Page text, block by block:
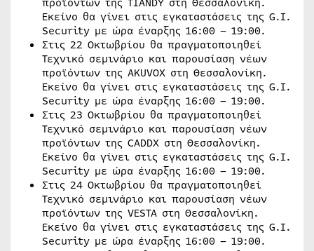
Εκείνo θα γίνει στις εγκαταστάσεις της G.I.
Security με ώρα έναρξης 16:00 – 19:00.
Στις 22 Οκτωβρίου θα πραγματοποιηθεί
Τεχνικό σεμινάριο και παρουσίαση νέων
προϊόντων της AKUVOX στη Θεσσαλονίκη.
Εκείνο θα γίνει στις εγκαταστάσεις της G.I.
Security με ώρα έναρξης 16:00 – 19:00.
Στις 23 Οκτωβρίου θα πραγματοποιηθεί
Τεχνικό σεμινάριο και παρουσίαση νέων
προϊόντων της CADDX στη Θεσσαλονίκη.
Εκείνο θα γίνει στις εγκαταστάσεις της G.I.
Security με ώρα έναρξης 16:00 – 19:00.
Στις 24 Οκτωβρίου θα πραγματοποιηθεί
Τεχνικό σεμινάριο και παρουσίαση νέων
προϊόντων της VESTA στη Θεσσαλονίκη.
Εκείνο θα γίνει στις εγκαταστάσεις της G.I.
Security με ώρα έναρξης 16:00 – 19:00.